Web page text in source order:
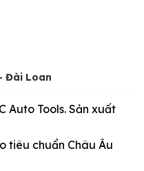
Đài Loan
Auto Tools. Sản xuất
tiêu chuẩn Châu Âu